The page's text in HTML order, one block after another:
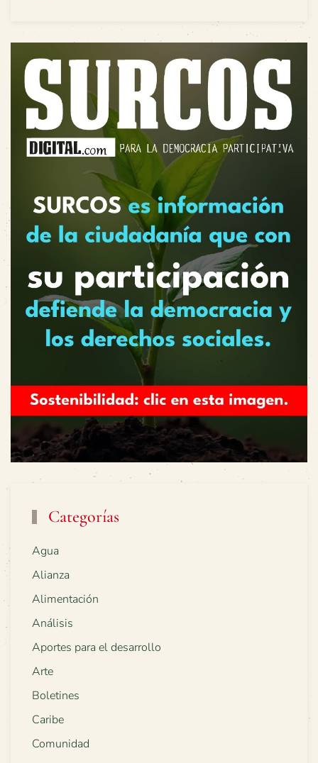
Categorías
Agua
Alianza
Alimentación
Análisis
Aportes para el desarrollo
Arte
Boletines
Caribe
Comunidad